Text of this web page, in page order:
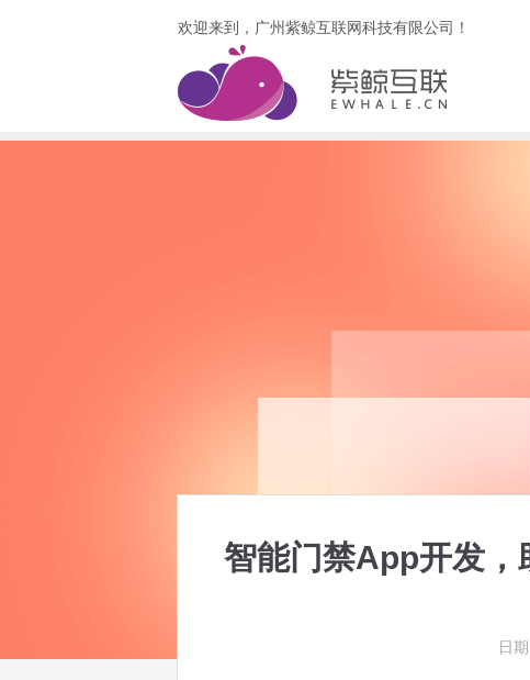
欢迎来到，广州紫鲸互联网科技有限公司！
智能门禁App开发，
日